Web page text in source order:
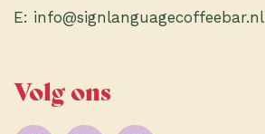
E: info@signlanguagecoffeebar.nl
Volg ons